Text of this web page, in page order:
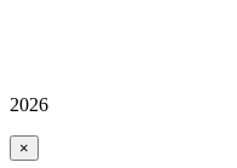
2026
×